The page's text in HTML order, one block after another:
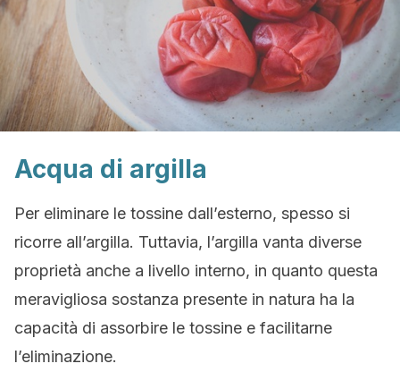
Acqua di argilla
Per eliminare le tossine dall’esterno, spesso si
ricorre all’argilla. Tuttavia, l’argilla vanta diverse
proprietà anche a livello interno, in quanto questa
meravigliosa sostanza presente in natura ha la
capacità di assorbire le tossine e facilitarne
l’eliminazione.